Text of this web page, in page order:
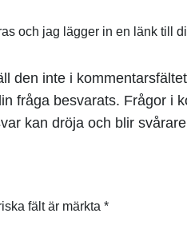
och jag lägger in en länk till
den inte i
fråga besvarats. Frågor i
kan dröja och blir
fält är märkta *